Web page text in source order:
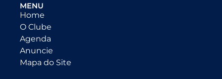
MENU
Home
O Clube
Agenda
Anuncie
Mapa do Site